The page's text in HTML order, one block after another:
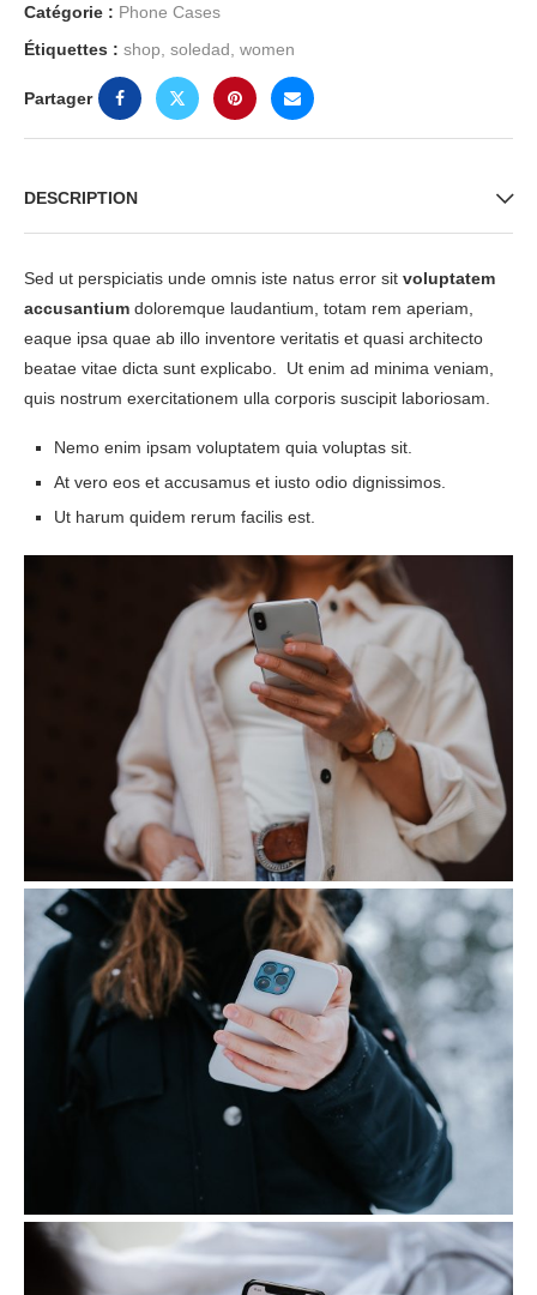
Catégorie : Phone Cases
Étiquettes : shop soledad women
Partager
DESCRIPTION
Sed ut perspiciatis unde omnis iste natus error sit voluptatem
accusantium doloremque laudantium, totam rem aperiam,
eaque ipsa quae ab illo inventore veritatis et quasi architecto
beatae vitae dicta sunt explicabo. Ut enim ad minima veniam,
quis nostrum exercitationem ulla corporis suscipit laboriosam.
Nemo enim ipsam voluptatem quia voluptas sit.
At vero eos et accusamus et iusto odio dignissimos.
Ut harum quidem rerum facilis est.